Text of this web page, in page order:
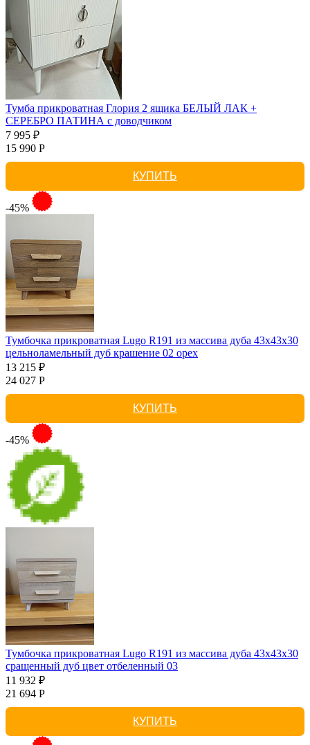
Тумба прикроватная Глория 2 ящика БЕЛЫЙ ЛАК +
СЕРЕБРО ПАТИНА с доводчиком
7 995 ₽
15 990 Р
КУПИТЬ
-45%
Тумбочка прикроватная Lugo R191 из массива дуба 43х43х30
цельноламельный дуб крашение 02 орех
13 215 ₽
24 027 Р
КУПИТЬ
-45%
Тумбочка прикроватная Lugo R191 из массива дуба 43х43х30
сращенный дуб цвет отбеленный 03
11 932 ₽
21 694 Р
КУПИТЬ